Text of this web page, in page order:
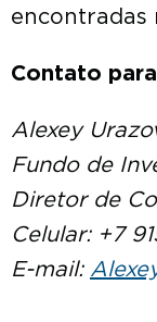
encontradas
Contato
Alexey
Fundo de
Diretor de
Celular: +7
E-mail: